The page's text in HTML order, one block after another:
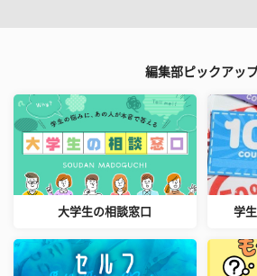
編集部ピックアッ
大学生の相談窓口 学